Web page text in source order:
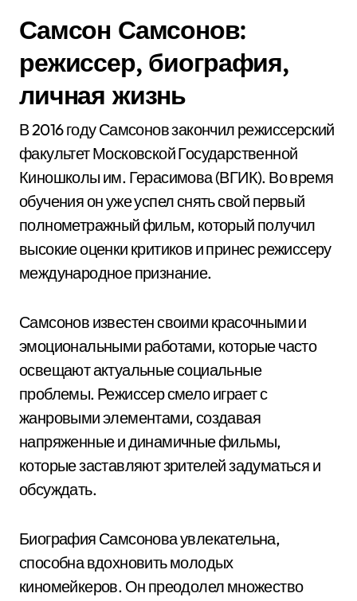
Самсон Самсонов:
режиссер, биография,
личная жизнь
В 2016 году Самсонов закончил режиссерский
факультет Московской Государственной
Киношколы им. Герасимова (ВГИК). Во время
обучения он уже успел снять свой первый
полнометражный фильм, который получил
высокие оценки критиков и принес режиссеру
международное признание.
Самсонов известен своими красочными и
эмоциональными работами, которые часто
освещают актуальные социальные
проблемы. Режиссер смело играет с
жанровыми элементами, создавая
напряженные и динамичные фильмы,
которые заставляют зрителей задуматься и
обсуждать.
Биография Самсонова увлекательна,
способна вдохновить молодых
киномейкеров. Он преодолел множество